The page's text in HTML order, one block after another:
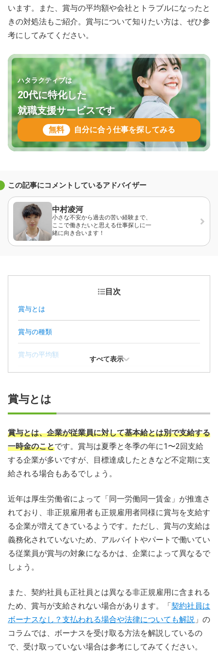
います。また、賞与の平均額や会社とトラブルになったと
きの対処法もご紹介。賞与について知りたい方は、ぜひ参
考にしてみてください。
ハタラクティブは
20代に特化した
就職支援サービスです
無料 自分に合う仕事を探してみる
この記事にコメントしているアドバイザー
中村凌河
小さな不安から過去の苦い経験まで、
ここで働きたいと思える仕事探しに一
緒に向き合います！
目次
賞与とは
賞与の種類
賞与の平均額
すべて表示
賞与とは
賞与とは、企業が従業員に対して基本給とは別で支給する
一時金のことです。賞与は夏季と冬季の年に1〜2回支給
する企業が多いですが、目標達成したときなど不定期に支
給される場合もあるでしょう。
近年は厚生労働省によって「同一労働同一賃金」が推進さ
れており、非正規雇用者も正規雇用者同様に賞与を支給す
る企業が増えてきているようです。ただし、賞与の支給は
義務化されていないため、アルバイトやパートで働いてい
る従業員が賞与の対象になるかは、企業によって異なるで
しょう。
また、契約社員も正社員とは異なる非正規雇用に含まれる
ため、賞与が支給されない場合があります。「 契約社員は
ボーナスなし？支払われる場合や法律についても解説 」の
コラムでは、ボーナスを受け取る方法を解説しているの
で、受け取っていない場合は参考にしてみてください。